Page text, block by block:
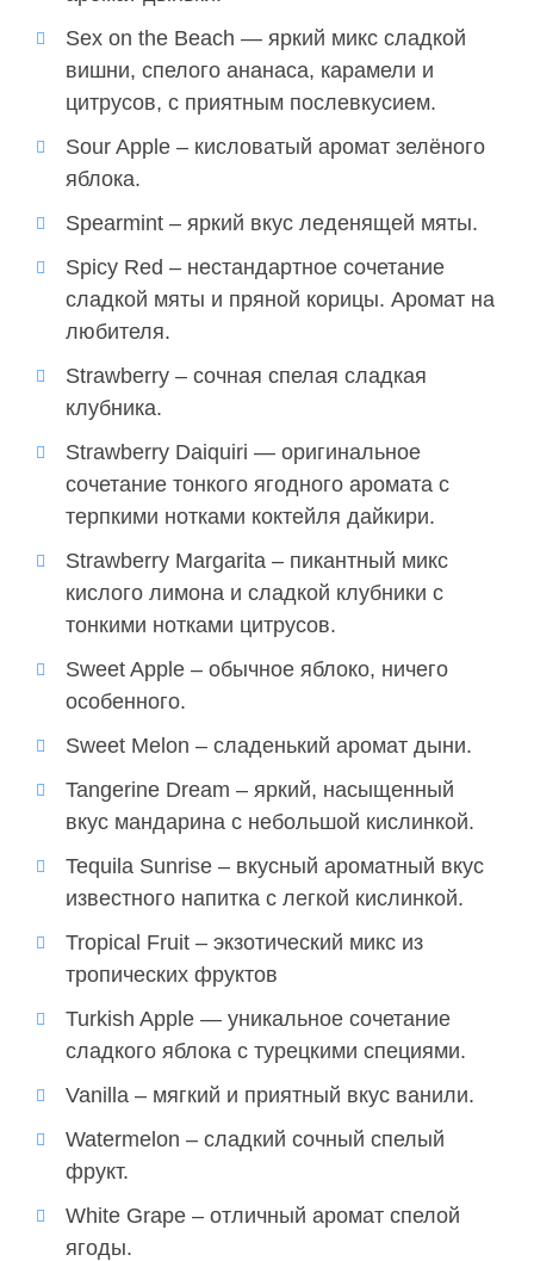
Sex on the Beach — яркий микс сладкой
вишни, спелого ананаса, карамели и
цитрусов, с приятным послевкусием.
Sour Apple – кисловатый аромат зелёного
яблока.
Spearmint – яркий вкус леденящей мяты.
Spicy Red – нестандартное сочетание
сладкой мяты и пряной корицы. Аромат на
любителя.
Strawberry – сочная спелая сладкая
клубника.
Strawberry Daiquiri — оригинальное
сочетание тонкого ягодного аромата с
терпкими нотками коктейля дайкири.
Strawberry Margarita – пикантный микс
кислого лимона и сладкой клубники с
тонкими нотками цитрусов.
Sweet Apple – обычное яблоко, ничего
особенного.
Sweet Melon – сладенький аромат дыни.
Tangerine Dream – яркий, насыщенный
вкус мандарина с небольшой кислинкой.
Tequila Sunrise – вкусный ароматный вкус
известного напитка с легкой кислинкой.
Tropical Fruit – экзотический микс из
тропических фруктов
Turkish Apple — уникальное сочетание
сладкого яблока с турецкими специями.
Vanilla – мягкий и приятный вкус ванили.
Watermelon – сладкий сочный спелый
фрукт.
White Grape – отличный аромат спелой
ягоды.